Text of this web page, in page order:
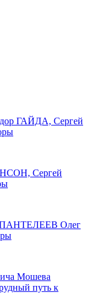
ГАЙДА, Сергей
Сергей
ПАНТЕЛЕЕВ Олег
Мошева
путь к